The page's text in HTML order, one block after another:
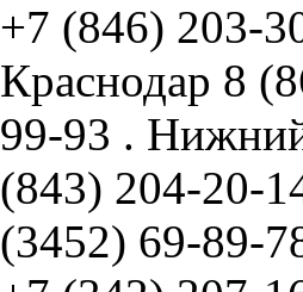
+7 (846) 203-
Краснодар 8
99-93 .
(843) 204-20-
(3452) 69-89-